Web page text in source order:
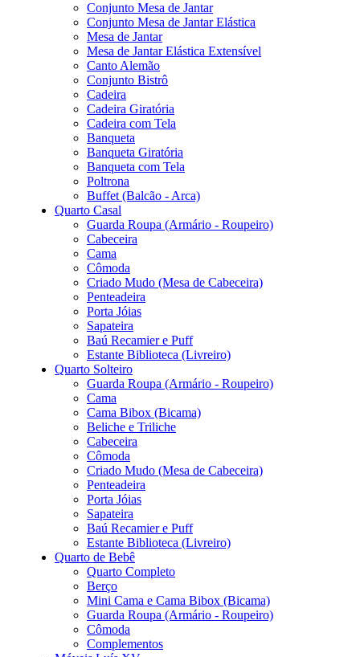
Conjunto Mesa de Jantar
Conjunto Mesa de Jantar Elástica
Mesa de Jantar
Mesa de Jantar Elástica Extensível
Canto Alemão
Conjunto Bistrô
Cadeira
Cadeira Giratória
Cadeira com Tela
Banqueta
Banqueta Giratória
Banqueta com Tela
Poltrona
Buffet (Balcão - Arca)
Quarto Casal
Guarda Roupa (Armário - Roupeiro)
Cabeceira
Cama
Cômoda
Criado Mudo (Mesa de Cabeceira)
Penteadeira
Porta Jóias
Sapateira
Baú Recamier e Puff
Estante Biblioteca (Livreiro)
Quarto Solteiro
Guarda Roupa (Armário - Roupeiro)
Cama
Cama Bibox (Bicama)
Beliche e Triliche
Cabeceira
Cômoda
Criado Mudo (Mesa de Cabeceira)
Penteadeira
Porta Jóias
Sapateira
Baú Recamier e Puff
Estante Biblioteca (Livreiro)
Quarto de Bebê
Quarto Completo
Berço
Mini Cama e Cama Bibox (Bicama)
Guarda Roupa (Armário - Roupeiro)
Cômoda
Complementos